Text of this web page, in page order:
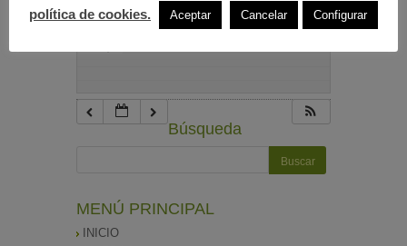
Búsqueda
MENÚ PRINCIPAL
INICIO
política de cookies.
Aceptar Cancelar Configurar